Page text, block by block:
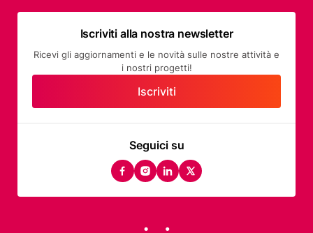
Seguici su
facebook
instagram
linkedin
twitter
Iscriviti alla nostra newsletter
Ricevi gli aggiornamenti e le novità sulle nostre attività e
i nostri progetti!
Iscriviti